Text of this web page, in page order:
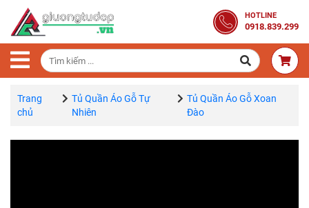
HOTLINE
0918.839.299
Trang
Chủ
Combo
Phòng
Ngủ
Trang
chủ
Tủ Quần Áo Gỗ Tự
Nhiên
Tủ Quần Áo Gỗ Xoan
Đào